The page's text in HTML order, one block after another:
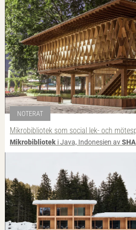
NOTERAT
Mikrobibliotek som social lek- och
Mikrobibliotek i Java, Indonesien av